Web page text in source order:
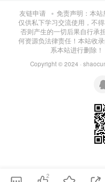
友链申请
免责声明：本站
仅供私下学习交流使用，不
否则产生的一切后果自行承
何资源负法律责任！本站收
系本站进行删除！
Copyright © 2024 ·
2